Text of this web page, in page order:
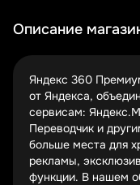
добавляя новые
моменты часто
предложения.
партнерских
скидку на первый
бесплатного
акциями выгодно
функциональность
Описание
Яндекс 360
от Яндекса,
сервисам:
Переводчик и
больше места для
рекламы,
функции. В нашем